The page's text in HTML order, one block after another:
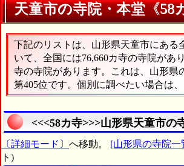
天童市の寺院・本堂《58
下記のリストは、山形県天童市にある
いて、全国には76,660カ寺の寺院があ
寺の寺院があります。これは、山形県
第405位です。個別に調べたい場合は
<<<58カ寺>>>山形県天童市の
〔詳細モード〕 へ移動。 [山形県の寺院一
ト)